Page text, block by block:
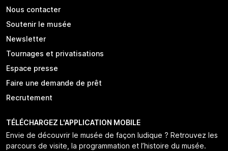
Nous contacter
Soutenir le musée
Newsletter
Tournages et privatisations
Espace presse
Faire une demande de prêt
Recrutement
TÉLÉCHARGEZ L'APPLICATION MOBILE
Envie de découvrir le musée de façon ludique ? Retrouvez les
parcours de visite, la programmation et l’histoire du musée.